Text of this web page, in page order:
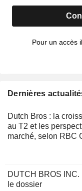
Pour un accès
Dernières
Dutch Bros : la
au T2 et les
marché, selon RBC
DUTCH BROS
le dossier